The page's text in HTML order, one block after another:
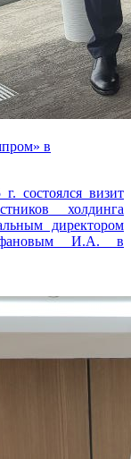
в
состоялся визит
холдинга
директором
И.А. в